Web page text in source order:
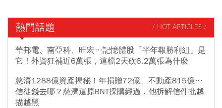
熱門話題 / HOT ARTICLES /
華邦電、南亞科、旺宏…記憶體股「半年報勝利組」是
它！外資狂補近6萬張，這檔2天砍6.2萬張為什麼
慈濟1288億資產揭秘！年捐贈72億、不動產815億…
信徒錢去哪？慈濟還原BNT採購經過，他拆解信件批越
描越黑